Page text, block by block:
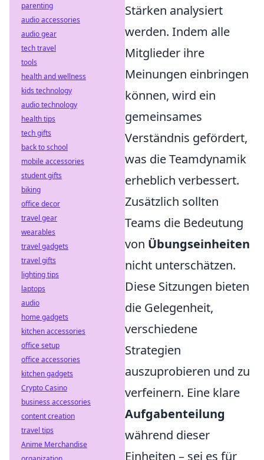
Stärken analysiert
werden. Indem alle
Mitglieder ihre
Meinungen einbringen
können, wird ein
gemeinsames
Verständnis gefördert,
was die Teamdynamik
erheblich verbessert.
Zusätzlich sollten
Teams die Bedeutung
von Übungseinheiten
nicht unterschätzen.
Diese Sitzungen bieten
die Gelegenheit,
verschiedene
Strategien
auszuprobieren und zu
verfeinern. Eine klare
Aufgabenteilung
während dieser
Einheiten – sei es für
parenting
audio accessories
audio gear
tech travel
tools
health and wellness
kids technology
audio technology
health tips
tech gifts
back to school
mobile accessories
student gifts
biking
office decor
travel gear
wearables
travel gadgets
travel gifts
lighting tips
laptops
audio
home gadgets
kitchen accessories
office setup
office accessories
kitchen gadgets
Crypto Casino
business accessories
content creation
travel tips
Anime Merchandise